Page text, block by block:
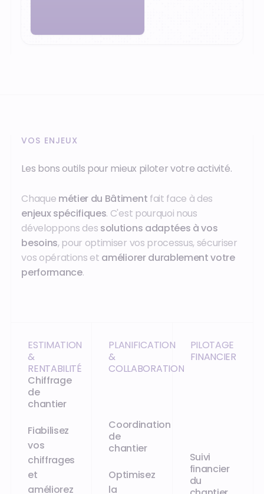
VOS ENJEUX
Les bons outils pour mieux piloter votre activité.
Chaque métier du Bâtiment fait face à des
enjeux spécifiques. C'est pourquoi nous
développons des solutions adaptées à vos
besoins, pour optimiser vos processus, sécuriser
vos opérations et améliorer durablement votre
performance.
ESTIMATION
&
RENTABILITÉ
Chiffrage
de
chantier
Fiabilisez
vos
chiffrages
et
améliorez
PLANIFICATION
&
COLLABORATION
Coordination
de
chantier
Optimisez
la
PILOTAGE
FINANCIER
Suivi
financier
du